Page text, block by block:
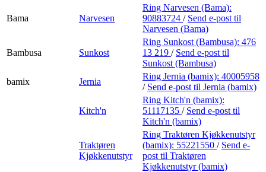
Bama Narvesen
Ring Narvesen (Bama):
90883724 / Send e-post til
Narvesen (Bama)
Bambusa Sunkost
Ring Sunkost (Bambusa): 476
13 219 / Send e-post til
Sunkost (Bambusa)
bamix
Jernia
Ring Jernia (bamix): 40005958
/ Send e-post til Jernia (bamix)
Kitch'n
Ring Kitch'n (bamix):
51117135 / Send e-post til
Kitch'n (bamix)
Traktøren
Kjøkkenutstyr
Ring Traktøren Kjøkkenutstyr
(bamix): 55221550 / Send e-
post til Traktøren
Kjøkkenutstyr (bamix)